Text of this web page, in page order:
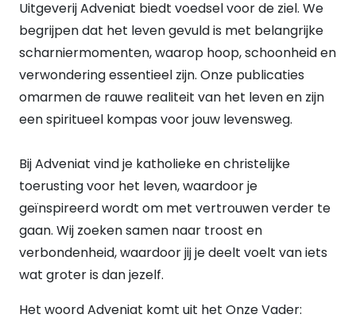
Nee (84)
Ja (55)
UITVOERING
Paperback
E-book (22)
Uitgeverij Adveniat biedt voedsel voor de ziel. We
begrijpen dat het leven gevuld is met belangrijke
scharniermomenten, waarop hoop, schoonheid en
verwondering essentieel zijn. Onze publicaties
omarmen de rauwe realiteit van het leven en zijn
een spiritueel kompas voor jouw levensweg.
Bij Adveniat vind je katholieke en christelijke
toerusting voor het leven, waardoor je
geïnspireerd wordt om met vertrouwen verder te
gaan. Wij zoeken samen naar troost en
verbondenheid, waardoor jij je deelt voelt van iets
wat groter is dan jezelf.
Het woord Adveniat komt uit het Onze Vader: